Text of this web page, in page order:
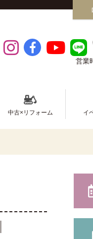
営業
中古×リフォーム イ